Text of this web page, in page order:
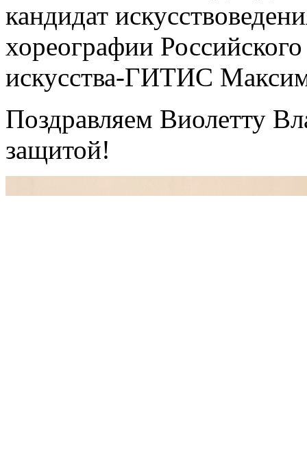
кандидат
хореографии
искусства-ГИТИС
Поздравляем Виолетту
защитой!